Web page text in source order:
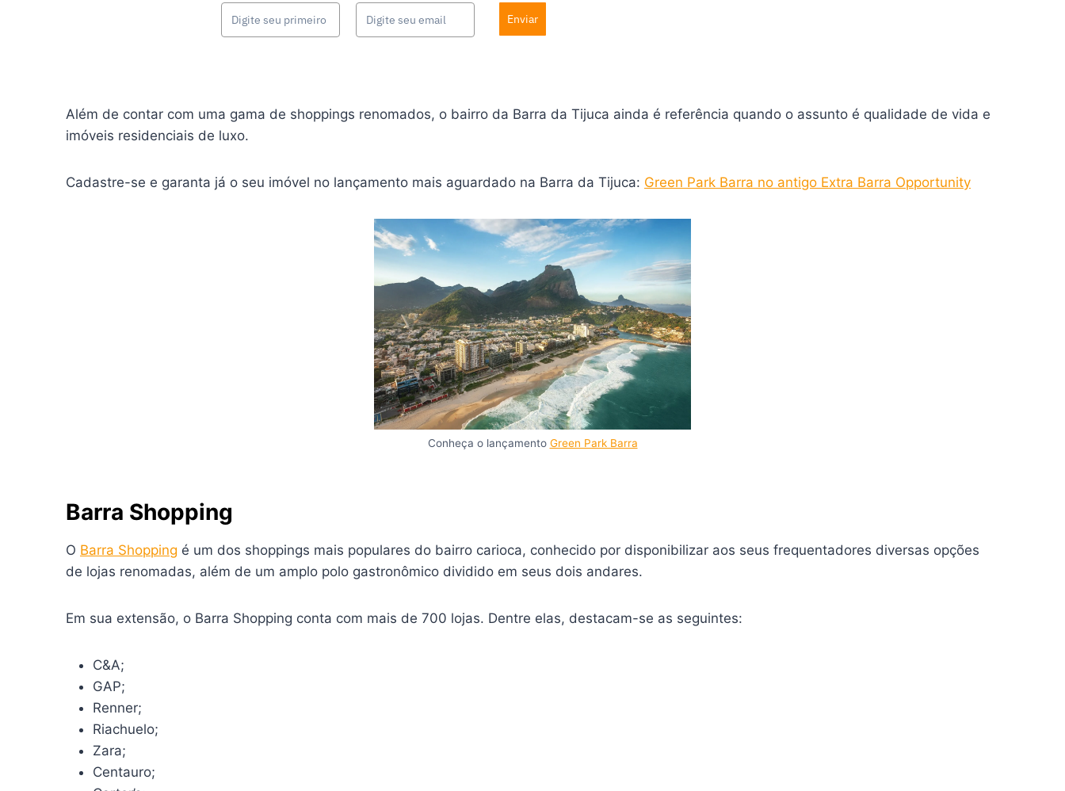
Enviar
Além de contar com uma gama de shoppings renomados, o bairro da Barra da Tijuca ainda é referência quando o assunto é qualidade de vida e
imóveis residenciais de luxo.
Cadastre-se e garanta já o seu imóvel no lançamento mais aguardado na Barra da Tijuca: Green Park Barra no antigo Extra Barra Opportunity
Conheça o lançamento Green Park Barra
Barra Shopping
O Barra Shopping é um dos shoppings mais populares do bairro carioca, conhecido por disponibilizar aos seus frequentadores diversas opções
de lojas renomadas, além de um amplo polo gastronômico dividido em seus dois andares.
Em sua extensão, o Barra Shopping conta com mais de 700 lojas. Dentre elas, destacam-se as seguintes:
C&A;
GAP;
Renner;
Riachuelo;
Zara;
Centauro;